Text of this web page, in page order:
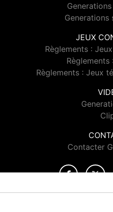
Generations
JEUX
Règlements :
Règlements
Règlements : Jeux
Contacter